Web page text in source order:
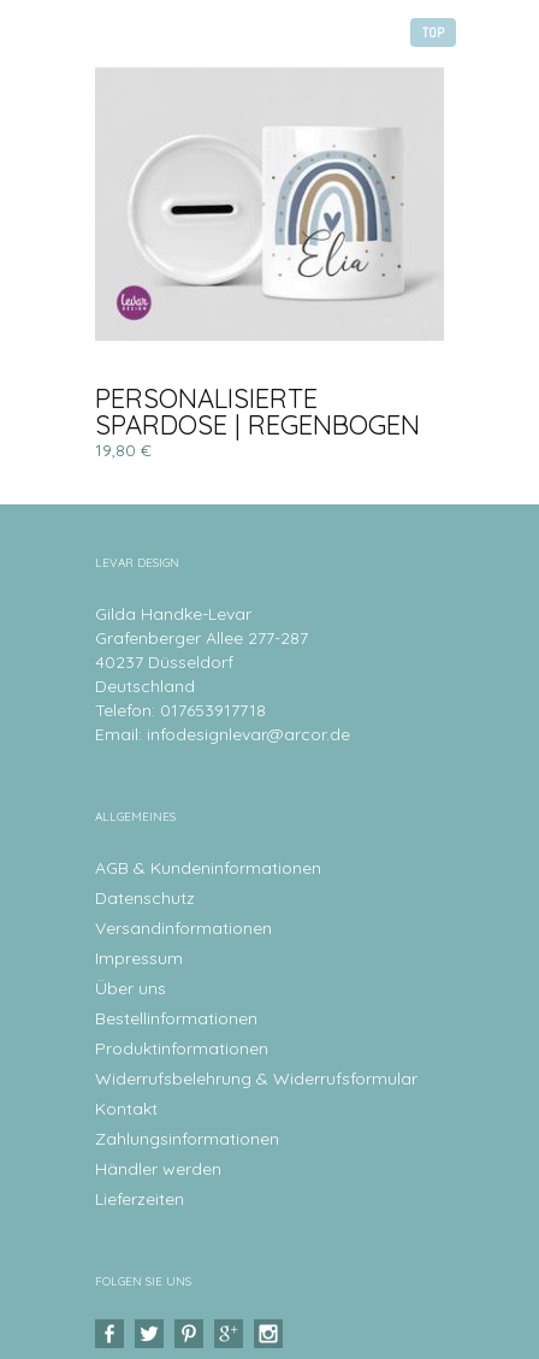
TOP
PERSONALISIERTE
SPARDOSE | REGENBOGEN
19,80 €
LEVAR DESIGN
Gilda Handke-Levar
Grafenberger Allee 277-287
40237 Düsseldorf
Deutschland
Telefon: 017653917718
Email: infodesignlevar@arcor.de
ALLGEMEINES
AGB & Kundeninformationen
Datenschutz
Versandinformationen
Impressum
Über uns
Bestellinformationen
Produktinformationen
Widerrufsbelehrung & Widerrufsformular
Kontakt
Zahlungsinformationen
Händler werden
Lieferzeiten
FOLGEN SIE UNS